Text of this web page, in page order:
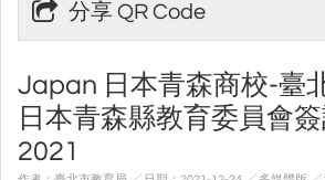
分享 QR Code
Japan 日本青森商校-臺
日本青森縣教育委員會
2021